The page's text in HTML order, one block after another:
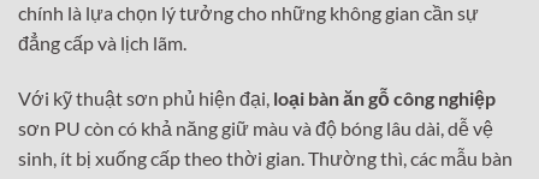
chính là lựa chọn lý tưởng cho những không gian cần sự
đẳng cấp và lịch lãm.
Với kỹ thuật sơn phủ hiện đại, loại bàn ăn gỗ công nghiệp
sơn PU còn có khả năng giữ màu và độ bóng lâu dài, dễ vệ
sinh, ít bị xuống cấp theo thời gian. Thường thì, các mẫu bàn